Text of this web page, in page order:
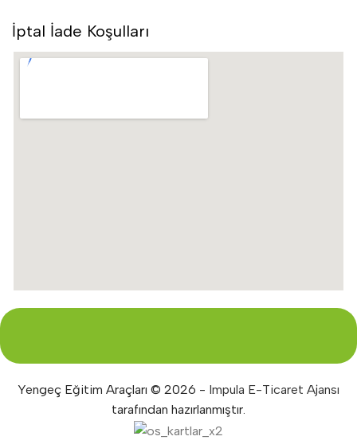
İptal İade Koşulları
Yengeç Eğitim Araçları © 2026 - Impula E-Ticaret Ajansı
tarafından hazırlanmıştır.